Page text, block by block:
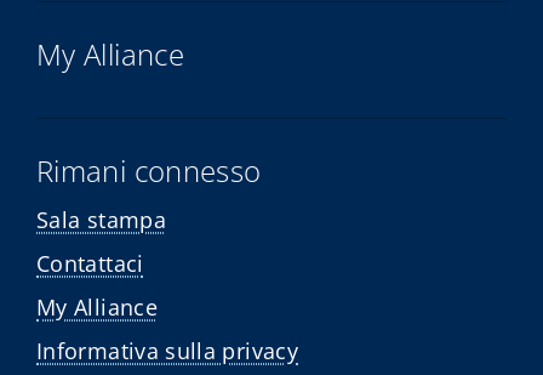
My Alliance
Rimani connesso
Sala stampa
Contattaci
My Alliance
Informativa sulla privacy